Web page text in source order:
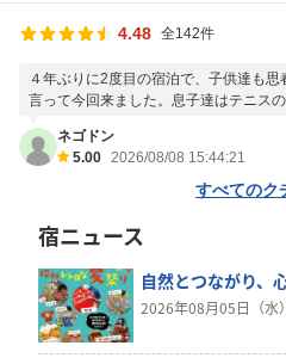
4.48 全142件
４年ぶりに2度目の宿泊で、子供達も
言って今回来ました。息子達はテニス
ネゴドン
5.00 2026/08/08 15:44:21
すべてのク
宿ニュース
自然とつながり、
2026年08月05日（水）